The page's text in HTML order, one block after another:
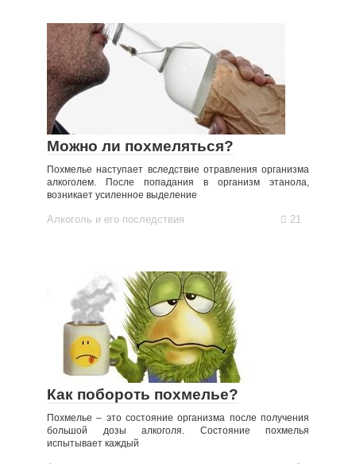
Можно ли похмеляться?
Похмелье наступает вследствие отравления организма
алкоголем. После попадания в организм этанола,
возникает усиленное выделение
Алкоголь и его последствия 21
Как побороть похмелье?
Похмелье – это состояние организма после получения
большой дозы алкоголя. Состояние похмелья
испытывает каждый